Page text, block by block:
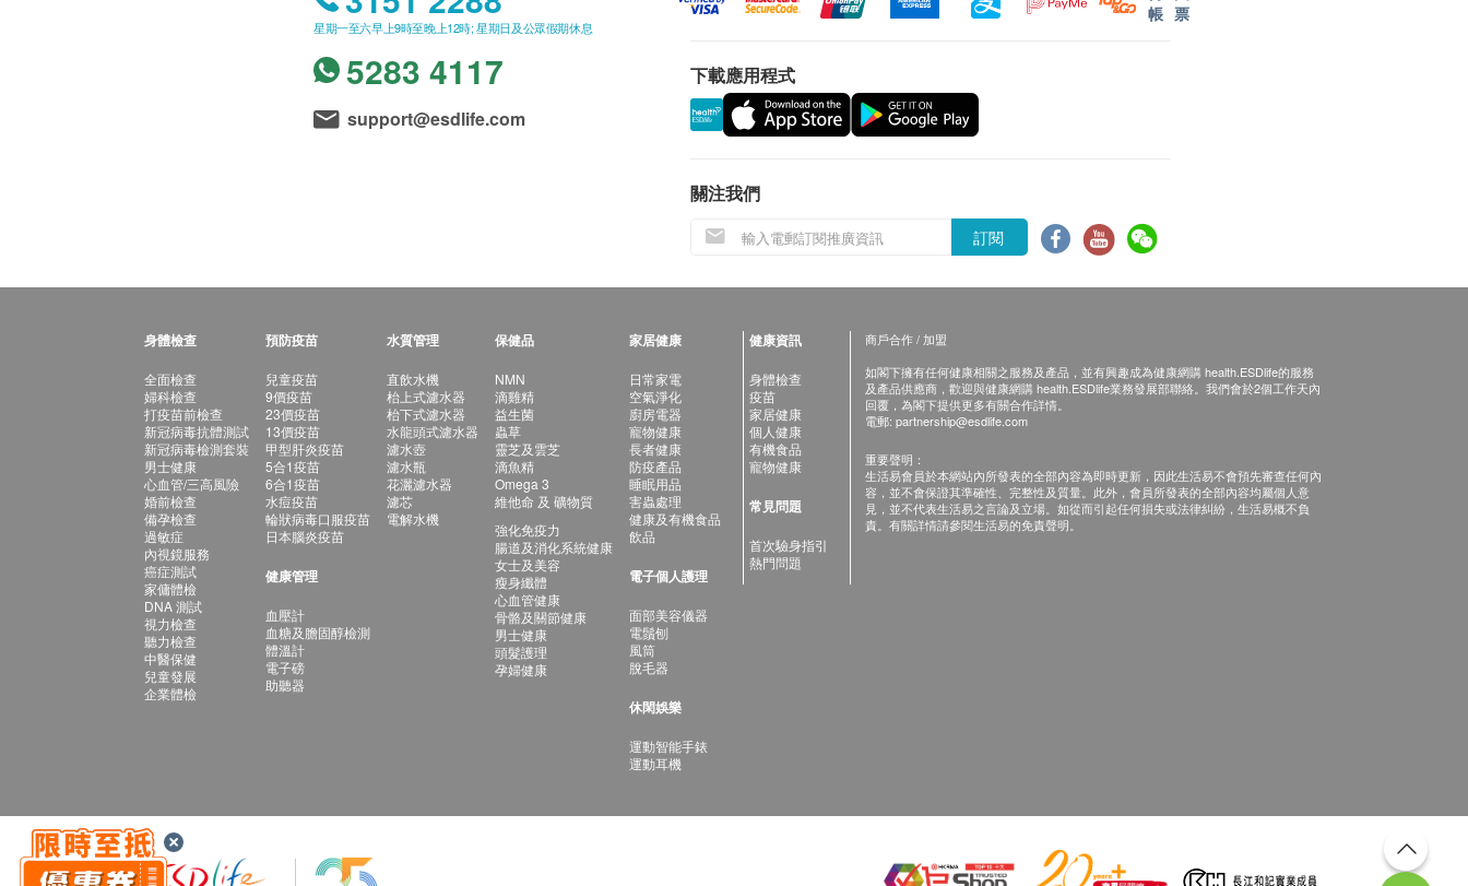
星期一至六早上9時至晚上12時; 星期日及公眾假期休息
5283 4117
support@esdlife.com
帳 票
下載應用程式
關注我們
訂閱
身體檢查
全面檢查
婦科檢查
打疫苗前檢查
新冠病毒抗體測試
新冠病毒檢測套裝
男士健康
心血管/三高風險
婚前檢查
備孕檢查
過敏症
內視鏡服務
癌症測試
家傭體檢
DNA 測試
視力檢查
聽力檢查
中醫保健
兒童發展
企業體檢
預防疫苗
兒童疫苗
9價疫苗
23價疫苗
13價疫苗
甲型肝炎疫苗
5合1疫苗
6合1疫苗
水痘疫苗
輪狀病毒口服疫苗
日本腦炎疫苗
健康管理
血壓計
血糖及膽固醇檢測
體溫計
電子磅
助聽器
水質管理
直飲水機
枱上式濾水器
枱下式濾水器
水龍頭式濾水器
濾水壺
濾水瓶
花灑濾水器
濾芯
電解水機
保健品
NMN
滴雞精
益生菌
蟲草
靈芝及雲芝
滴魚精
Omega 3
維他命 及 礦物質
強化免疫力
腸道及消化系統健康
女士及美容
瘦身纖體
心血管健康
骨骼及關節健康
男士健康
頭髮護理
孕婦健康
家居健康
日常家電
空氣淨化
廚房電器
寵物健康
長者健康
防疫產品
睡眠用品
害蟲處理
健康及有機食品
飲品
電子個人護理
面部美容儀器
電鬚刨
風筒
脫毛器
休閑娛樂
運動智能手錶
運動耳機
健康資訊
身體檢查
疫苗
家居健康
個人健康
有機食品
寵物健康
常見問題
首次驗身指引
熱門問題
商戶合作 / 加盟
如閣下擁有任何健康相關之服務及產品，並有興趣成為健康網購 health.ESDlife的服務
及產品供應商，歡迎與健康網購 health.ESDlife業務發展部聯絡。我們會於2個工作天內
回覆，為閣下提供更多有關合作詳情。
電郵: partnership@esdlife.com
重要聲明：
生活易會員於本網站內所發表的全部內容為即時更新，因此生活易不會預先審查任何內
容，並不會保證其準確性、完整性及質量。此外，會員所發表的全部內容均屬個人意
見，並不代表生活易之言論及立場。如從而引起任何損失或法律糾紛，生活易概不負
責。有關詳情請參閱生活易的免責聲明。